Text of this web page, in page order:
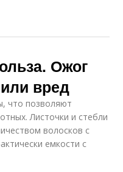
Ожог
вред
что позволяют
Листочки и стебли
волосков с
емкости с